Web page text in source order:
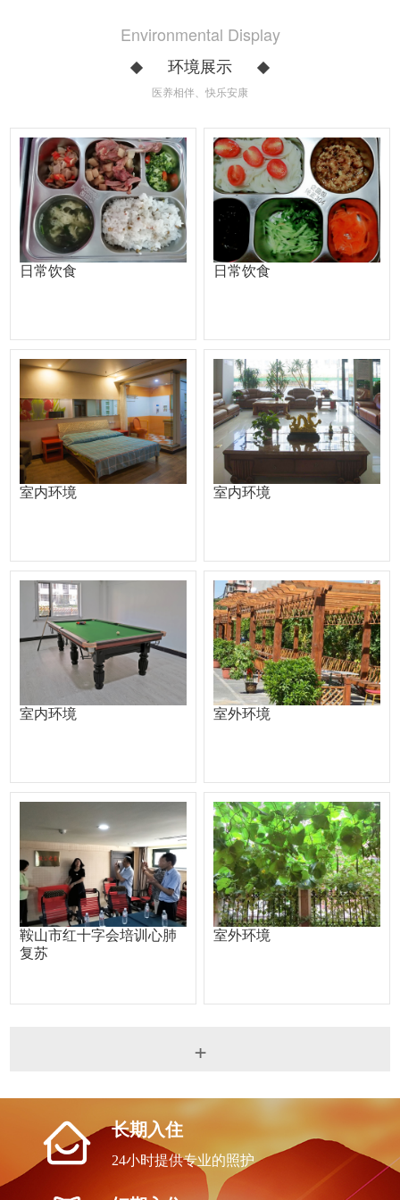
Environmental Display
环境展示
医养相伴、快乐安康
日常饮食 日常饮食
室内环境 室内环境
室内环境 室外环境
鞍山市红十字会培训心肺
复苏
室外环境
+
长期入住
24小时提供专业的照护